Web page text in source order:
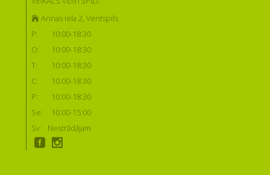
Annas iela 2, Ventspils
P:
10:00-18:30
O:
10:00-18:30
T:
10:00-18:30
C:
10:00-18:30
P:
10:00-18:30
Se:
10:00-15:00
Sv:
Nestrādājam